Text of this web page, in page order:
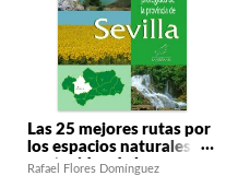
Las 25 mejores rutas por
los espacios naturales
protegidos de la
Rafael Flores Domínguez